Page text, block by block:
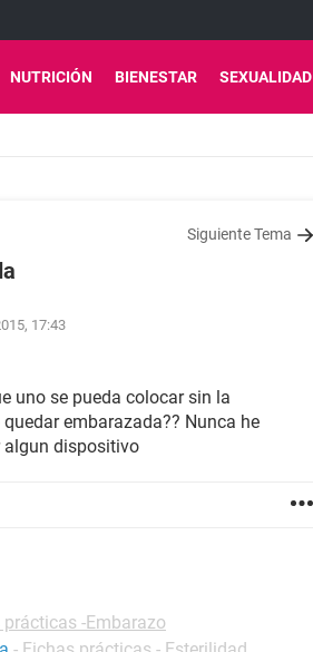
NUTRICIÓN BIENESTAR SEXUALIDAD
Siguiente Tema
17:43
uno se pueda colocar sin la
embarazada?? Nunca he
algun dispositivo
prácticas -Embarazo